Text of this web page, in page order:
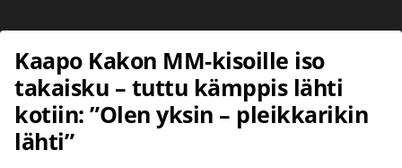
Kaapo Kakon MM-kisoille iso
takaisku – tuttu kämppis lähti
kotiin: ”Olen yksin – pleikkarikin
lähti”